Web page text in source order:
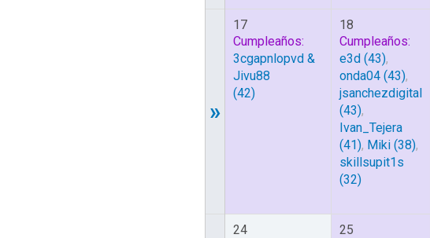
»
17
Cumpleaños:
3cgapnlopvd &
Jivu88
(42)
18
Cumpleaños:
e3d (43),
onda04 (43),
jsanchezdigital
(43),
Ivan_Tejera
(41), Miki (38),
skillsupit1s
(32)
24
25